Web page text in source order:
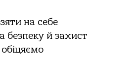
на себе
безпеку й захист